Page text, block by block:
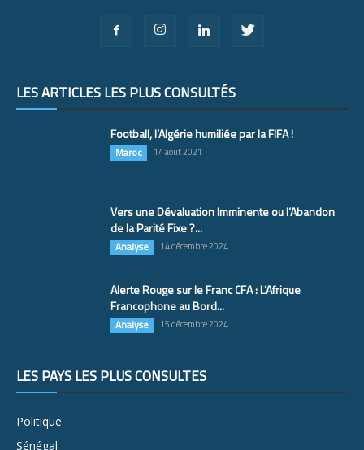
LES ARTICLES LES PLUS CONSULTÉS
Football, l’Algérie humiliée par la FIFA !
Maroc 14 août 2021
Vers une Dévaluation Imminente ou l’Abandon
de la Parité Fixe ?...
Analyse 14 décembre 2024
Alerte Rouge sur le Franc CFA : L’Afrique
Francophone au Bord...
Analyse 15 décembre 2024
LES PAYS LES PLUS CONSULTÉS
Politique
Sénégal